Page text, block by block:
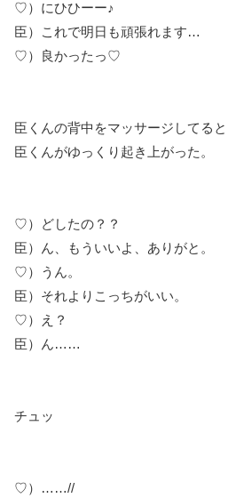
♡）にひひーー♪
臣）これで明日も頑張れます…
♡）良かったっ♡
臣くんの背中をマッサージしてると
臣くんがゆっくり起き上がった。
♡）どしたの？？
臣）ん、もういいよ、ありがと。
♡）うん。
臣）それよりこっちがいい。
♡）え？
臣）ん……
チュッ
♡）……//